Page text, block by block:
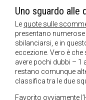
Uno sguardo alle
Le quote sulle
presentano numerose
sbilanciarsi, e in
eccezione. Vero è
avere pochi dubbi – 1
restano comunque
classifica tra le due
Favorito ovviamente